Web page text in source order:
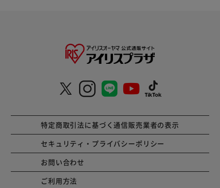
※ER,HM,ZR COILOVERはSpring Rateが異なる場合があり
ます。詳細は適合表をクリックし御確認ください。
※弊社製品は車種問わず電子制御式サスペンションの場合別
途キャンセラーが必要です。
【注意】
一度、メーカーで受注するとキャンセル・商品変更ができま
ご注文前に必ず、適合確認をお願いします。
特定商取引法に基づく通信販売業者の表示
セキュリティ・プライバシーポリシー
お問い合わせ
ご利用方法